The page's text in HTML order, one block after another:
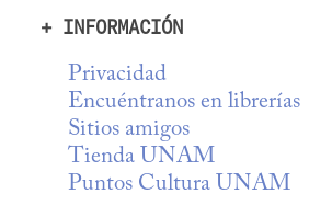
+ INFORMACIÓN
Privacidad
Encuéntranos en librerías
Sitios amigos
Tienda UNAM
Puntos Cultura UNAM